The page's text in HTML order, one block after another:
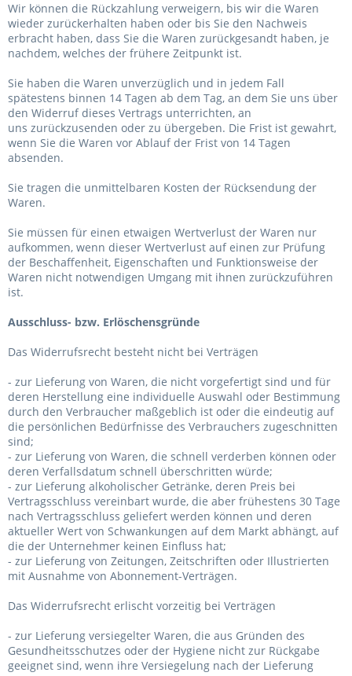
Wir können die Rückzahlung verweigern, bis wir die Waren
wieder zurückerhalten haben oder bis Sie den Nachweis
erbracht haben, dass Sie die Waren zurückgesandt haben, je
nachdem, welches der frühere Zeitpunkt ist.
Sie haben die Waren unverzüglich und in jedem Fall
spätestens binnen 14 Tagen ab dem Tag, an dem Sie uns über
den Widerruf dieses Vertrags unterrichten, an
uns zurückzusenden oder zu übergeben. Die Frist ist gewahrt,
wenn Sie die Waren vor Ablauf der Frist von 14 Tagen
absenden.
Sie tragen die unmittelbaren Kosten der Rücksendung der
Waren.
Sie müssen für einen etwaigen Wertverlust der Waren nur
aufkommen, wenn dieser Wertverlust auf einen zur Prüfung
der Beschaffenheit, Eigenschaften und Funktionsweise der
Waren nicht notwendigen Umgang mit ihnen zurückzuführen
ist.
Ausschluss- bzw. Erlöschensgründe
Das Widerrufsrecht besteht nicht bei Verträgen
- zur Lieferung von Waren, die nicht vorgefertigt sind und für
deren Herstellung eine individuelle Auswahl oder Bestimmung
durch den Verbraucher maßgeblich ist oder die eindeutig auf
die persönlichen Bedürfnisse des Verbrauchers zugeschnitten
sind;
- zur Lieferung von Waren, die schnell verderben können oder
deren Verfallsdatum schnell überschritten würde;
- zur Lieferung alkoholischer Getränke, deren Preis bei
Vertragsschluss vereinbart wurde, die aber frühestens 30 Tage
nach Vertragsschluss geliefert werden können und deren
aktueller Wert von Schwankungen auf dem Markt abhängt, auf
die der Unternehmer keinen Einfluss hat;
- zur Lieferung von Zeitungen, Zeitschriften oder Illustrierten
mit Ausnahme von Abonnement-Verträgen.
Das Widerrufsrecht erlischt vorzeitig bei Verträgen
- zur Lieferung versiegelter Waren, die aus Gründen des
Gesundheitsschutzes oder der Hygiene nicht zur Rückgabe
geeignet sind, wenn ihre Versiegelung nach der Lieferung